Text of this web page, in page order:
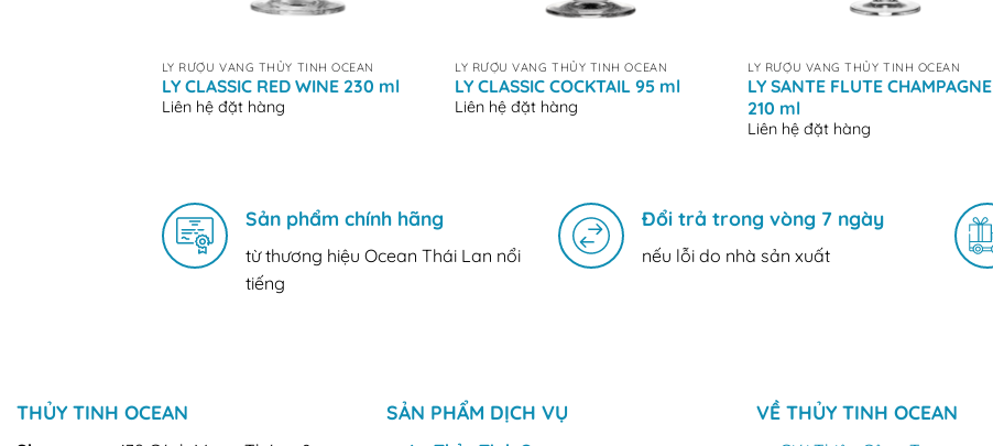
LY RƯỢU VANG THỦY TINH OCEAN
LY CLASSIC RED WINE 230 ml
Liên hệ đặt hàng
LY RƯỢU VANG THỦY TINH OCEAN
LY CLASSIC COCKTAIL 95 ml
Liên hệ đặt hàng
LY RƯỢU VANG THỦY TINH OCEAN
LY SANTE FLUTE CHAMPAGNE
210 ml
Liên hệ đặt hàng
Sản phẩm chính hãng
từ thương hiệu Ocean Thái Lan nổi
tiếng
Đổi trả trong vòng 7 ngày
nếu lỗi do nhà sản xuất
THỦY TINH OCEAN SẢN PHẨM DỊCH VỤ VỀ THỦY TINH OCEAN